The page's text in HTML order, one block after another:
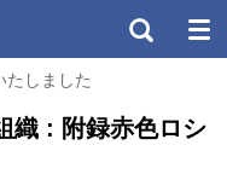
たしました
織 : 附録赤色ロシ